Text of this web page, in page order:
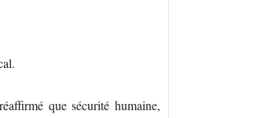
que sécurité humaine,